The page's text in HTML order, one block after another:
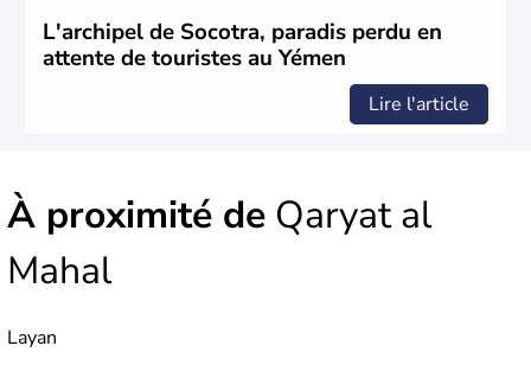
L'archipel de Socotra, paradis perdu en
attente de touristes au Yémen
Lire l'article
À proximité de Qaryat al
Mahal
Layan